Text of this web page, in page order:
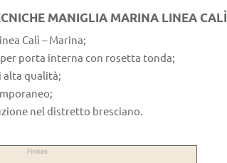
MANIGLIA MARINA LINEA CALÌ
Calì – Marina;
porta interna con rosetta tonda;
alta qualità;
nel distretto bresciano.